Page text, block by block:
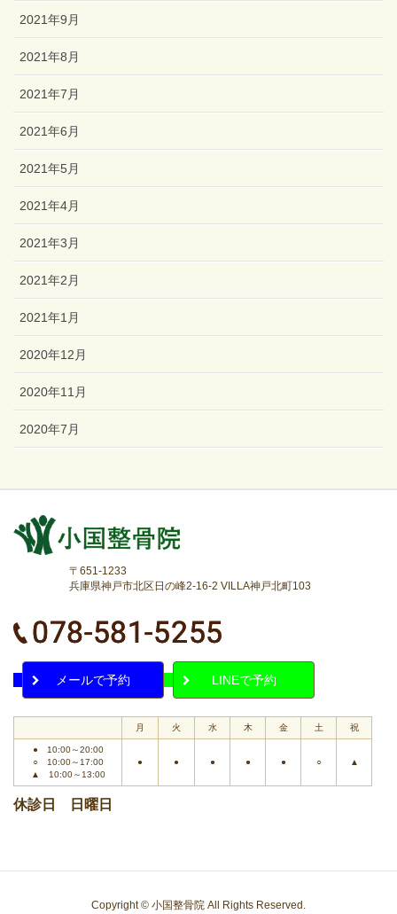
2021年9月
2021年8月
2021年7月
2021年6月
2021年5月
2021年4月
2021年3月
2021年2月
2021年1月
2020年12月
2020年11月
2020年7月
〒651-1233
兵庫県神戸市北区日の峰2-16-2 VILLA神戸北町103
メールで予約 LINEで予約
月 火 水 木 金 土 祝
● 10:00～20:00
○ 10:00～17:00
▲ 10:00～13:00
● ● ● ● ● ○ ▲
休診日 日曜日
Copyright © 小国整骨院 All Rights Reserved.